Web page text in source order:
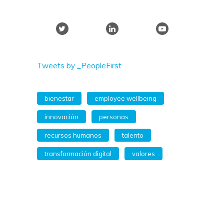
Tweets by _PeopleFirst
bienestar employee wellbeing
innovación personas
recursos humanos talento
transformación digital valores